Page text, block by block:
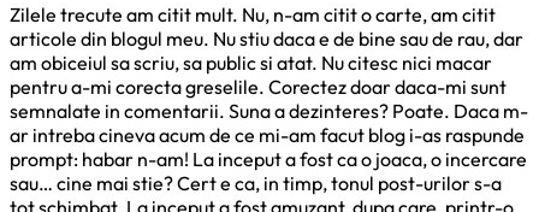
Zilele trecute am citit mult. Nu, n-am citit o carte, am citit
articole din blogul meu. Nu stiu daca e de bine sau de rau, dar
am obiceiul sa scriu, sa public si atat. Nu citesc nici macar
pentru a-mi corecta greselile. Corectez doar daca-mi sunt
semnalate in comentarii. Suna a dezinteres? Poate. Daca m-
ar intreba cineva acum de ce mi-am facut blog i-as raspunde
prompt: habar n-am! La inceput a fost ca o joaca, o incercare
sau… cine mai stie? Cert e ca, in timp, tonul post-urilor s-a
tot schimbat. La inceput a fost amuzant, dupa care, printr-o